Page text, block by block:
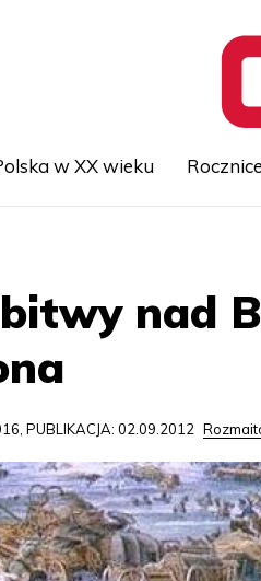
w XX wieku Rocznice
nad
PUBLIKACJA: 02.09.2012